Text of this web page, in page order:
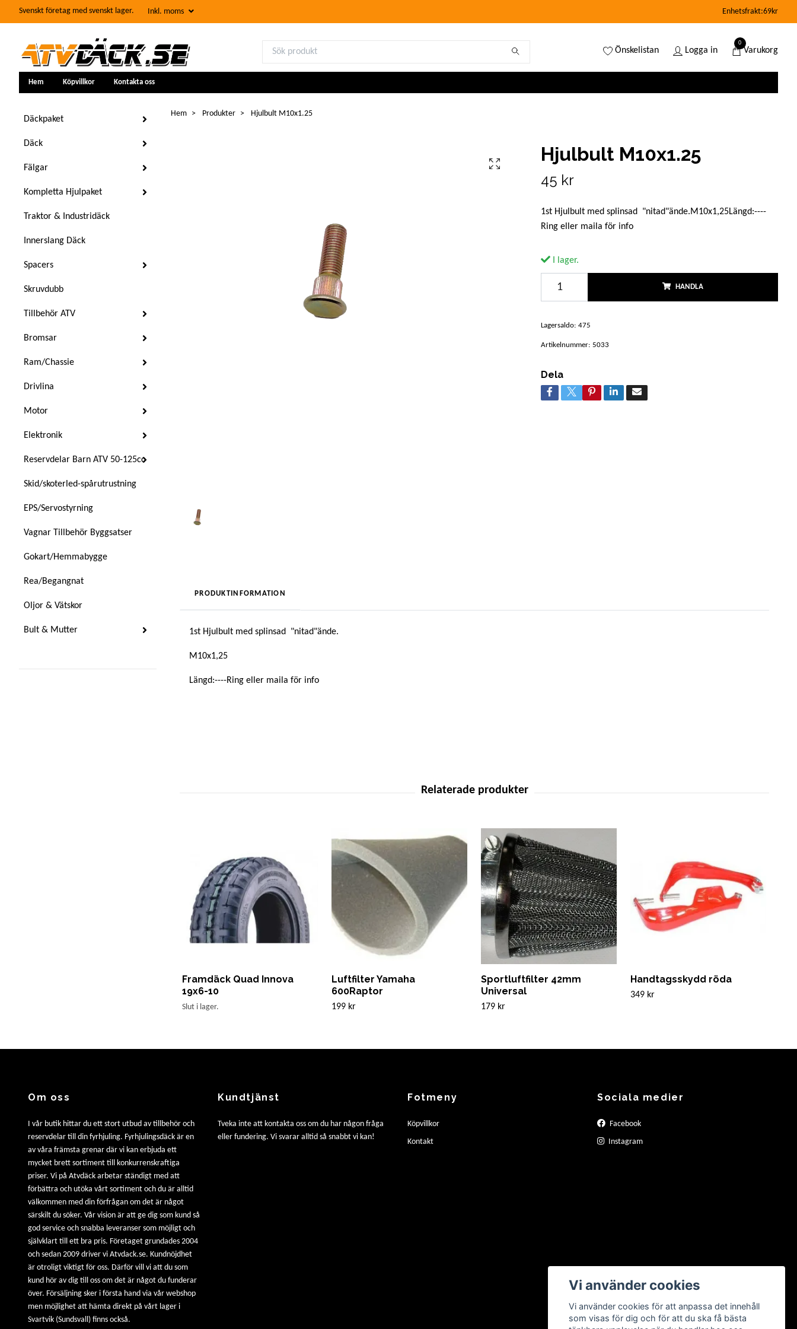
Svenskt företag med svenskt lager. Inkl. moms Enhetsfrakt:69kr
Önskelistan Logga in
0
Varukorg
Hem Köpvillkor Kontakta oss
Däckpaket
Däck
Fälgar
Kompletta Hjulpaket
Traktor & Industridäck
Innerslang Däck
Spacers
Skruvdubb
Tillbehör ATV
Bromsar
Ram/Chassie
Drivlina
Motor
Elektronik
Reservdelar Barn ATV 50-125cc
Skid/skoterled-spårutrustning
EPS/Servostyrning
Vagnar Tillbehör Byggsatser
Gokart/Hemmabygge
Rea/Begangnat
Oljor & Vätskor
Bult & Mutter
Hem Produkter Hjulbult M10x1.25
Hjulbult M10x1.25
45 kr
1st Hjulbult med splinsad "nitad"ände.M10x1,25Längd:----
Ring eller maila för info
I lager.
HANDLA
Lagersaldo: 475
Artikelnummer: 5033
Dela
PRODUKTINFORMATION
1st Hjulbult med splinsad "nitad"ände.
M10x1,25
Längd:----Ring eller maila för info
Framdäck Quad Innova
19x6-10
Slut i lager.
Luftfilter Yamaha
600Raptor
199 kr
Sportluftfilter 42mm
Universal
179 kr
Handtagsskydd röda
349 kr
Om oss
I vår butik hittar du ett stort utbud av tillbehör och
reservdelar till din fyrhjuling. Fyrhjulingsdäck är en
av våra främsta grenar där vi kan erbjuda ett
mycket brett sortiment till konkurrenskraftiga
priser. Vi på Atvdäck arbetar ständigt med att
förbättra och utöka vårt sortiment och du är alltid
välkommen med din förfrågan om det är något
särskilt du söker. Vår vision är att ge dig som kund så
god service och snabba leveranser som möjligt och
självklart till ett bra pris. Företaget grundades 2004
och sedan 2009 driver vi Atvdack.se. Kundnöjdhet
är otroligt viktigt för oss. Därför vill vi att du som
kund hör av dig till oss om det är något du funderar
över. Försäljning sker i första hand via vår webshop
men möjlighet att hämta direkt på vårt lager i
Svartvik (Sundsvall) finns också.
Kundtjänst
Tveka inte att kontakta oss om du har någon fråga
eller fundering. Vi svarar alltid så snabbt vi kan!
Fotmeny
Köpvillkor
Kontakt
Sociala medier
Facebook
Instagram
Vi använder cookies
Vi använder cookies för att anpassa det innehåll
som visas för dig och för att du ska få bästa